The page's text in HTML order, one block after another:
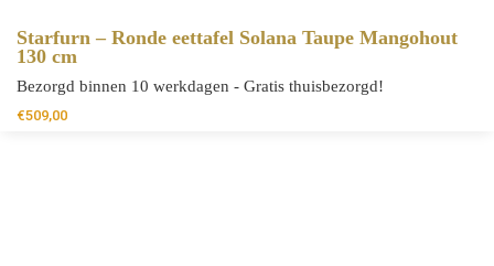
Starfurn – Ronde eettafel Solana Taupe Mangohout
130 cm
Bezorgd binnen 10 werkdagen - Gratis thuisbezorgd!
€509,00